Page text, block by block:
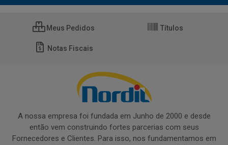
Meus Pedidos Títulos
Notas Fiscais
A nossa empresa foi fundada em Junho de 2000 e desde
então vem construindo fortes parcerias com seus
Fornecedores e Clientes. Para isso, nos fundamentamos em